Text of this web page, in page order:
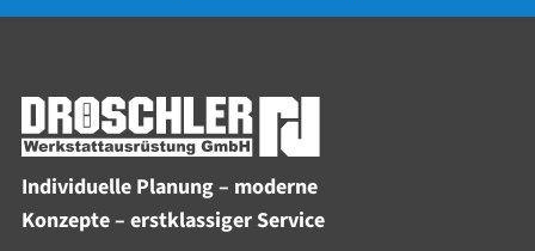
Individuelle Planung – moderne
Konzepte – erstklassiger Service